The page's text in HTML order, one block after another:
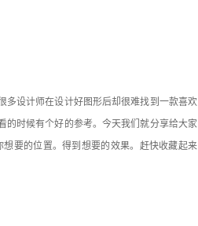
多设计师在设计好图形后却很难找到一款喜欢
的时候有个好的参考。今天我们就分享给大家
想要的位置。得到想要的效果。赶快收藏起来